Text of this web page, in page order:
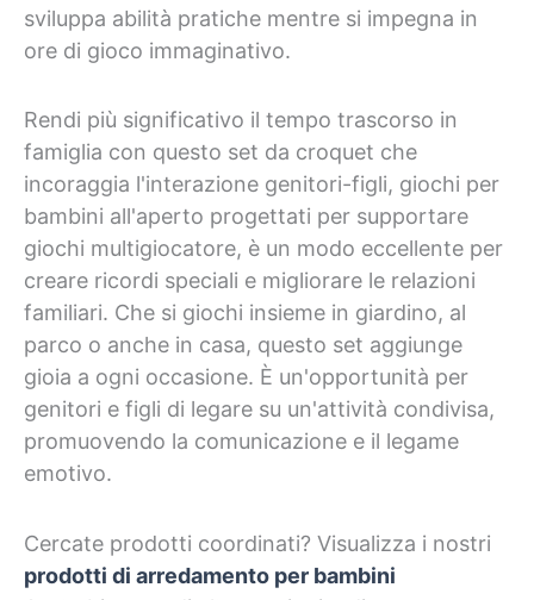
sviluppa abilità pratiche mentre si impegna in
ore di gioco immaginativo.
Rendi più significativo il tempo trascorso in
famiglia con questo set da croquet che
incoraggia l'interazione genitori-figli, giochi per
bambini all'aperto progettati per supportare
giochi multigiocatore, è un modo eccellente per
creare ricordi speciali e migliorare le relazioni
familiari. Che si giochi insieme in giardino, al
parco o anche in casa, questo set aggiunge
gioia a ogni occasione. È un'opportunità per
genitori e figli di legare su un'attività condivisa,
promuovendo la comunicazione e il legame
emotivo.
Cercate prodotti coordinati? Visualizza i nostri
prodotti di arredamento per bambini